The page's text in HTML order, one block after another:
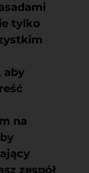
tylko
aby
na
zespół